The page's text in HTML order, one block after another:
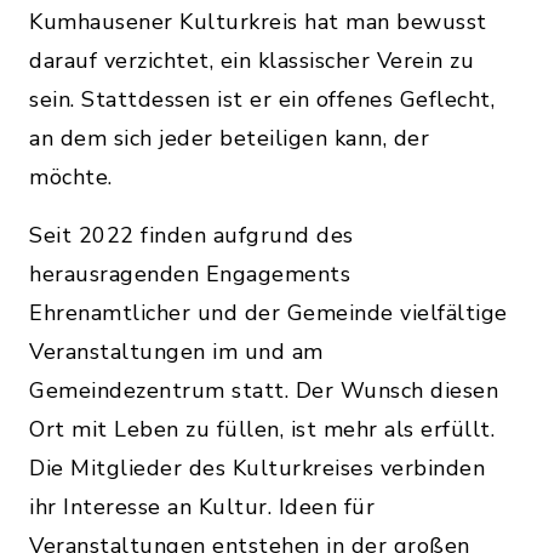
Kumhausener Kulturkreis hat man bewusst
darauf verzichtet, ein klassischer Verein zu
sein. Stattdessen ist er ein offenes Geflecht,
an dem sich jeder beteiligen kann, der
möchte.
Seit 2022 finden aufgrund des
herausragenden Engagements
Ehrenamtlicher und der Gemeinde vielfältige
Veranstaltungen im und am
Gemeindezentrum statt. Der Wunsch diesen
Ort mit Leben zu füllen, ist mehr als erfüllt.
Die Mitglieder des Kulturkreises verbinden
ihr Interesse an Kultur. Ideen für
Veranstaltungen entstehen in der großen